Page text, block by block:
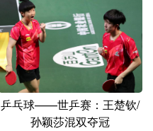
乒乓球——世乒赛：王楚钦/
孙颖莎混双夺冠